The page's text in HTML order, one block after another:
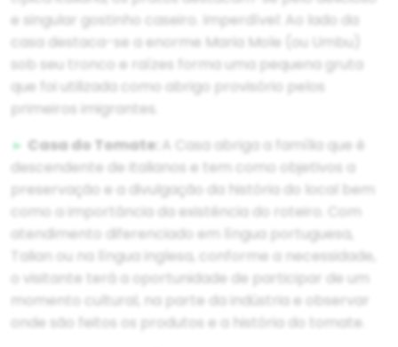
e singular gostinho caseiro. Imperdível: Ao lado da
casa destaca-se a enorme Maria Mole (ou Umbu)
sob seu tronco e raízes forma uma pequena gruta
que foi utilizada como abrigo provisório pelos
primeiros imigrantes.
► Casa do Tomate: A Casa abriga a família que é
descendente de italianos e tem como objetivos a
preservação e a divulgação da história do local bem
como a importância da existência do roteiro. Com
atendimento diferenciado em língua portuguesa,
Talian ou na língua inglesa, conforme a necessidade,
o visitante terá a oportunidade de participar de um
momento cultural, na parte da indústria e observar
onde são feitos os produtos e a história do tomate.